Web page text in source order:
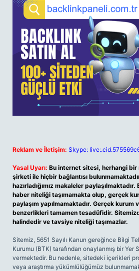
Reklam ve İletişim: Skype:
Yasal Uyarı: Bu internet sitesi, herhangi bir
şirketi ile hiçbir bağlantısı
hazırladığımız makaleler
haber niteliği taşımamakta olup, gerçek
paylaşım yapılmamaktadır. Gerçek kurum
benzerlikleri tamamen tesadüfidir.
halindedir ve tavsiye niteliği taşımazlar.
Sitemiz, 5651 Sayılı Kanun gereğince Bilgi
Kurumu (BTK) tarafından onaylanmış bir Yer
vermektedir. Bu nedenle, sitedeki içerikleri
veya araştırma yükümlülüğümüz